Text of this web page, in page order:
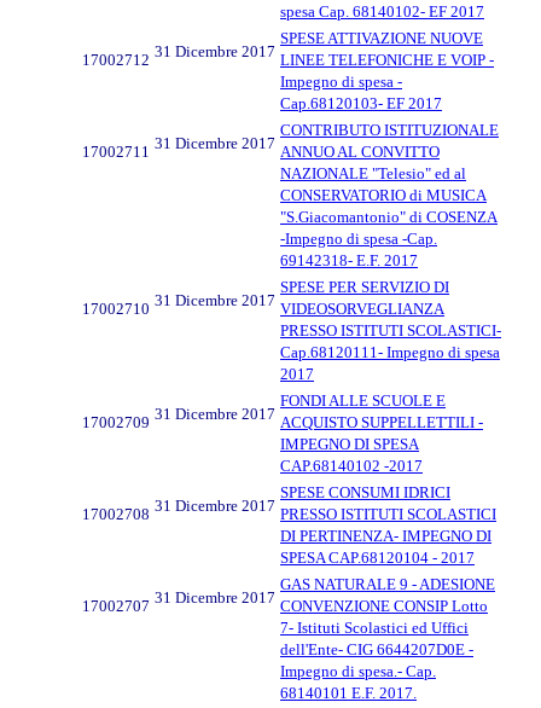
spesa Cap. 68140102- EF 2017
17002712 31 Dicembre 2017
SPESE ATTIVAZIONE NUOVE
LINEE TELEFONICHE E VOIP -
Impegno di spesa -
Cap.68120103- EF 2017
17002711 31 Dicembre 2017
CONTRIBUTO ISTITUZIONALE
ANNUO AL CONVITTO
NAZIONALE "Telesio" ed al
CONSERVATORIO di MUSICA
"S.Giacomantonio" di COSENZA
-Impegno di spesa -Cap.
69142318- E.F. 2017
17002710 31 Dicembre 2017
SPESE PER SERVIZIO DI
VIDEOSORVEGLIANZA
PRESSO ISTITUTI SCOLASTICI-
Cap.68120111- Impegno di spesa
2017
17002709 31 Dicembre 2017
FONDI ALLE SCUOLE E
ACQUISTO SUPPELLETTILI -
IMPEGNO DI SPESA
CAP.68140102 -2017
17002708 31 Dicembre 2017
SPESE CONSUMI IDRICI
PRESSO ISTITUTI SCOLASTICI
DI PERTINENZA- IMPEGNO DI
SPESA CAP.68120104 - 2017
17002707 31 Dicembre 2017
GAS NATURALE 9 - ADESIONE
CONVENZIONE CONSIP Lotto
7- Istituti Scolastici ed Uffici
dell'Ente- CIG 6644207D0E -
Impegno di spesa.- Cap.
68140101 E.F. 2017.